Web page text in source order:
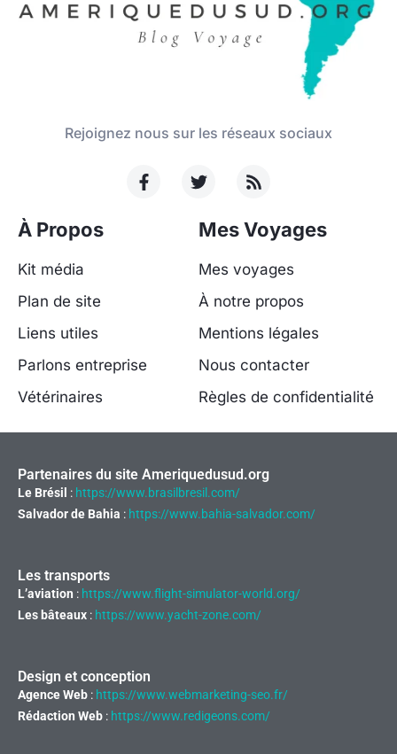
Rejoignez nous sur les réseaux sociaux
À Propos
Kit média
Plan de site
Liens utiles
Parlons entreprise
Vétérinaires
Mes Voyages
Mes voyages
À notre propos
Mentions légales
Nous contacter
Règles de confidentialité
Partenaires du site Ameriquedusud.org
Le Brésil : https://www.brasilbresil.com/
Salvador de Bahia : https://www.bahia-salvador.com/
Les transports
L’aviation : https://www.flight-simulator-world.org/
Les bâteaux : https://www.yacht-zone.com/
Design et conception
Agence Web : https://www.webmarketing-seo.fr/
Rédaction Web : https://www.redigeons.com/